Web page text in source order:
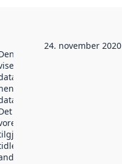
datoen
når
vart
inn av
kan ha
stader.
24. november 2020